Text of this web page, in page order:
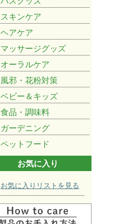
スキンケア
ヘアケア
マッサージグッズ
オーラルケア
風邪・花粉対策
ベビー＆キッズ
食品・調味料
ガーデニング
ペットフード
お気に入り
お気に入りリストを見る